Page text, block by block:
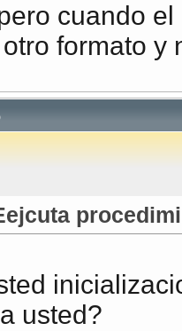
cuando
formato y
usted?